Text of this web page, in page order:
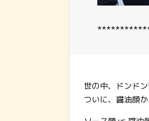
世の中、ドンド
ついに、醤油顔